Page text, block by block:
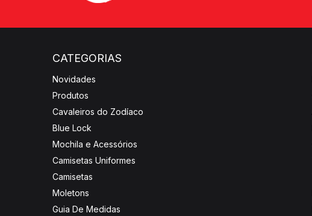
CATEGORIAS
Novidades
Produtos
Cavaleiros do Zodíaco
Blue Lock
Mochila e Acessórios
Camisetas Uniformes
Camisetas
Moletons
Guia De Medidas